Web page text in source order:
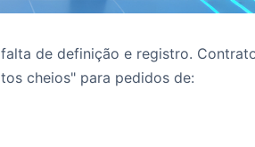
de definição e registro.
cheios" para pedidos de: